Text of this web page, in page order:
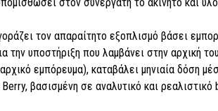
τον απαραίτητο εξοπλισμό βάσει
την υποστήριξη που λαμβάνει στην αρχική
εμπόρευμα), καταβάλει μηνιαία δόση
βασισμένη σε αναλυτικό και